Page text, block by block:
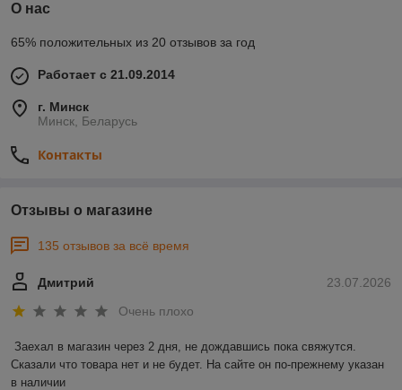
О нас
65% положительных из 20 отзывов за год
Работает с 21.09.2014
г. Минск
Минск, Беларусь
Контакты
Отзывы о магазине
135 отзывов за всё время
23.07.2026
Дмитрий
Очень плохо
Заехал в магазин через 2 дня, не дождавшись пока свяжутся.
Сказали что товара нет и не будет. На сайте он по-прежнему указан
в наличии